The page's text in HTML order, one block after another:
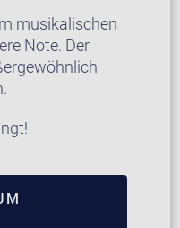
musikalischen
Note. Der